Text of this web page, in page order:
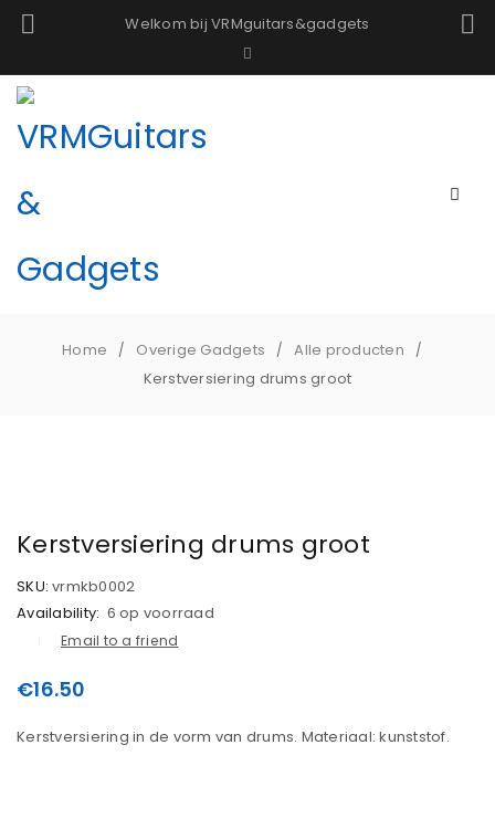
Welkom bij VRMguitars&gadgets
Home / Overige Gadgets / Alle producten /
Kerstversiering drums groot
Kerstversiering drums groot
SKU: vrmkb0002
Availability: 6 op voorraad
Email to a friend
€16.50
Kerstversiering in de vorm van drums. Materiaal: kunststof.